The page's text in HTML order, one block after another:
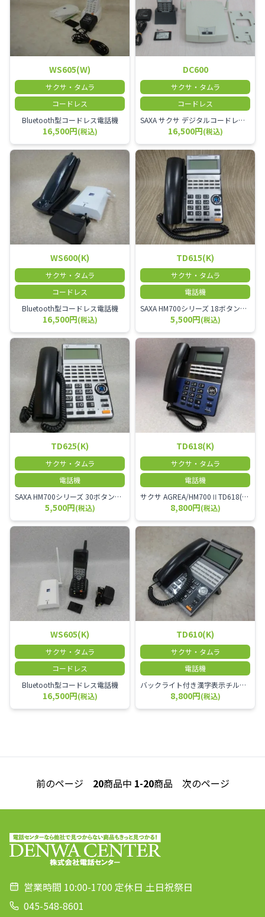
WS605(W)
サクサ・タムラ
コードレス
Bluetooth型コードレス電話機
16,500円(税込)
DC600
サクサ・タムラ
コードレス
SAXA サクサ デジタルコードレス電話機 子機（DC600 PS）+接続装置（DC600 CS）+充電器+電池パックのセット
16,500円(税込)
WS600(K)
サクサ・タムラ
コードレス
Bluetooth型コードレス電話機
16,500円(税込)
TD615(K)
サクサ・タムラ
電話機
SAXA HM700シリーズ 18ボタン多機能電話機
5,500円(税込)
TD625(K)
サクサ・タムラ
電話機
SAXA HM700シリーズ 30ボタン多機能電話機
5,500円(税込)
TD618(K)
サクサ・タムラ
電話機
サクサ AGREA/HM700ⅡTD618(K) 18ボタン多機能電話機
8,800円(税込)
WS605(K)
サクサ・タムラ
コードレス
Bluetooth型コードレス電話機
16,500円(税込)
TD610(K)
サクサ・タムラ
電話機
バックライト付き漢字表示チルトディスプレイ TD610(K)18ボタン電話機(18外線対応)(黒)
8,800円(税込)
前のページ 20商品中 1-20商品 次のページ
営業時間 10:00-1700 定休日 土日祝祭日
045-548-8601